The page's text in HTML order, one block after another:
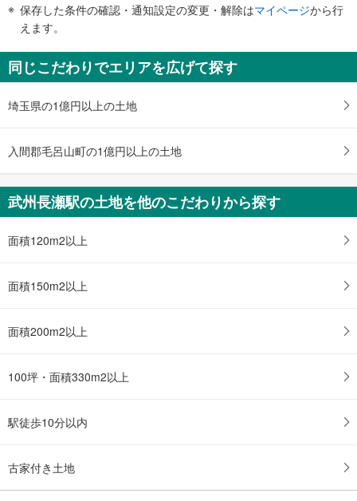
知
を
け
・
件
を
イ
ー
保
す
保存した条件の確認・通知設定の変更・解除はマイページから行
えます。
同じこだわりでエリアを広げて探す
埼玉県の1億円以上の土地
入間郡毛呂山町の1億円以上の土地
武州長瀬駅の土地を他のこだわりから探す
面積120m2以上
面積150m2以上
面積200m2以上
100坪・面積330m2以上
駅徒歩10分以内
古家付き土地